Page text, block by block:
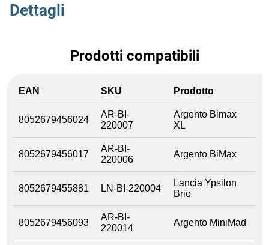
Dettagli
Prodotti compatibili
EAN SKU Prodotto
8052679456024
AR-BI-
220007
Argento Bimax
XL
8052679456017
AR-BI-
220006
Argento BiMax
8052679455881 LN-BI-220004
Lancia Ypsilon
Brio
8052679456093
AR-BI-
220014
Argento MiniMad